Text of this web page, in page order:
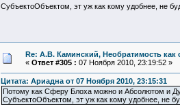
СубъектоОбъектом, эт уж как кому удобнее, не
Re: А.В. Каминский, Необратимость как
« Ответ #305 : 07 Ноября 2010, 23:19:52 »
Цитата: Ариадна от 07 Ноября 2010, 23:15:31
Потому как Сферу Блоха можно и Абсолютом и
СубъектоОбъектом, эт уж как кому удобнее, не